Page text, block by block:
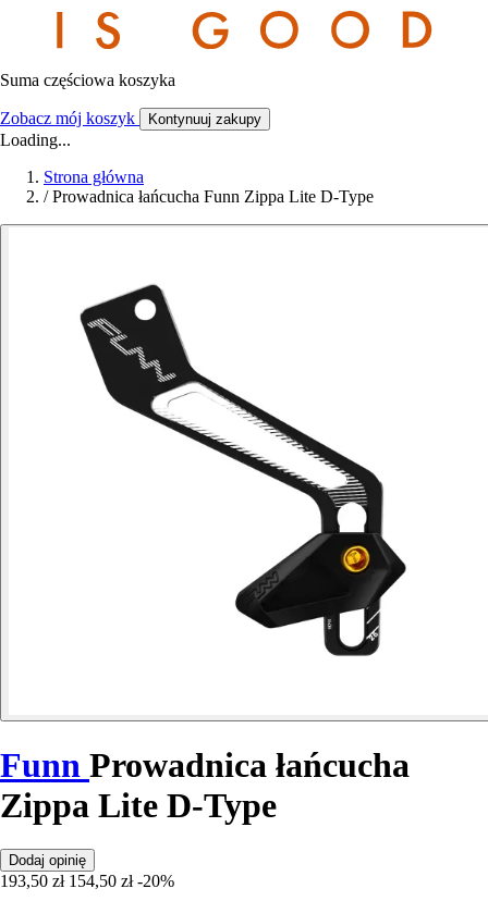
Suma częściowa koszyka
Zobacz mój koszyk Kontynuuj zakupy
Loading...
Strona główna
/ Prowadnica łańcucha Funn Zippa Lite D-Type
Funn Prowadnica łańcucha
Zippa Lite D-Type
Dodaj opinię
193,50 zł 154,50 zł -20%